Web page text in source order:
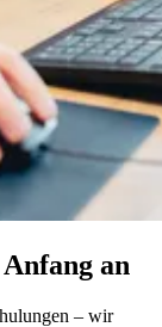
an
– wir